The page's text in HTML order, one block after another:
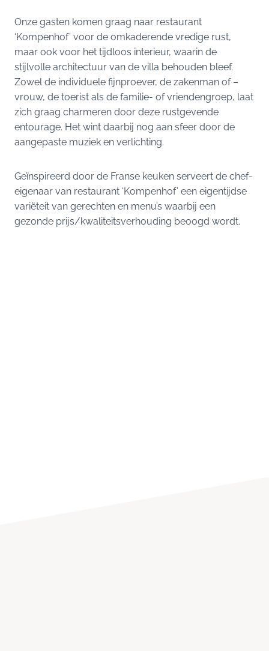
Onze gasten komen graag naar restaurant
‘Kompenhof’ voor de omkaderende vredige rust,
maar ook voor het tijdloos interieur, waarin de
stijlvolle architectuur van de villa behouden bleef.
Zowel de individuele fijnproever, de zakenman of –
vrouw, de toerist als de familie- of vriendengroep, laat
zich graag charmeren door deze rustgevende
entourage. Het wint daarbij nog aan sfeer door de
aangepaste muziek en verlichting.
Geïnspireerd door de Franse keuken serveert de chef-
eigenaar van restaurant ‘Kompenhof’ een eigentijdse
variëteit van gerechten en menu’s waarbij een
gezonde prijs/kwaliteitsverhouding beoogd wordt.